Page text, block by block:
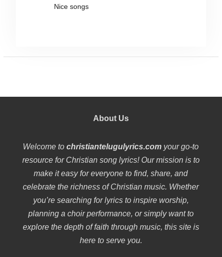
Nice songs
About Us
Welcome tochristiantelugulyrics.com your go-to
resource for Christian song lyrics! Our mission is to
make it easy for everyone to find, share, and
celebrate the richness of Christian music. Whether
you’re searching for lyrics to inspire worship,
planning a choir performance, or simply want to
explore the depth of faith through music, this site is
here to serve you.